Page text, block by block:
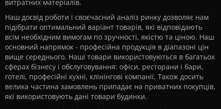
витратних матеріалів.
Наш досвід роботи і своєчасний аналіз ринку дозволяє нам
підібрати оптимальний варіант товарів, які відповідають
всім необхідним вимогам по зручності, якістю та ціною. Наш
основний напрямок - професійна продукція в діапазоні цін
вище середнього. Наші товари використовуються в багатьох
сферах бізнесу і обслуговування: офіси, ресторани і бари,
готелі, професійні кухні, клінінгові компанії. Також досить
велика частина замовлень припадає на приватних покупців,
які використовують дані товари будинки.